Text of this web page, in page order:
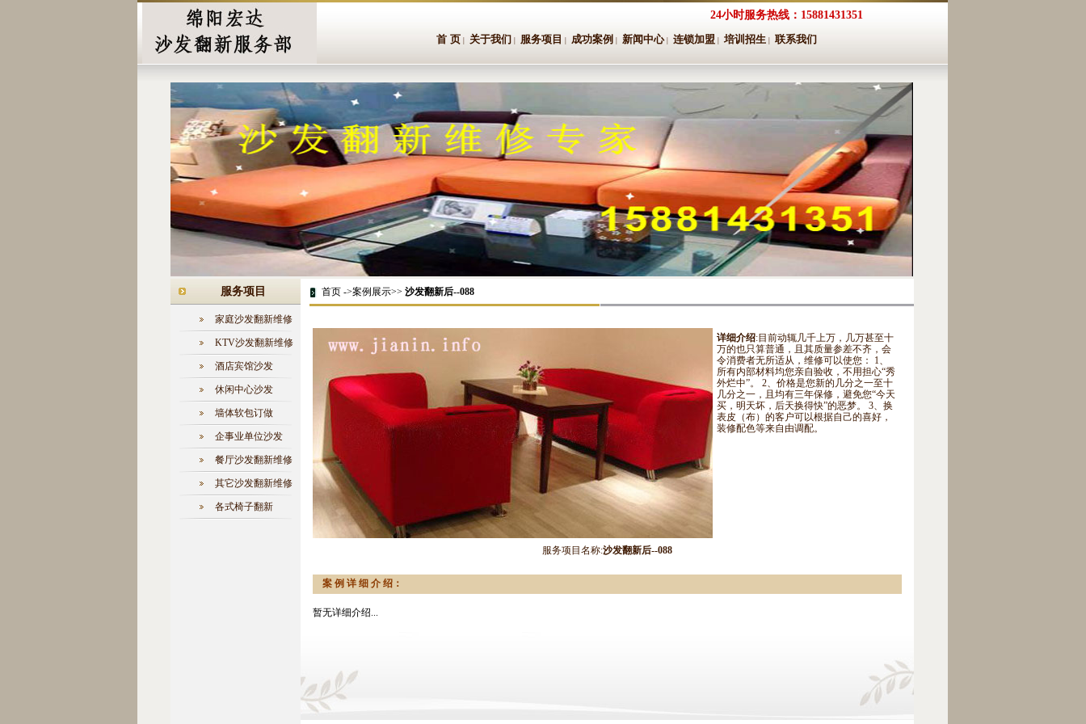
24小时服务热线：15881431351
首 页
关于我们 服务项目 成功案例 新闻中心 连锁加盟 培训招生 联系我们
服务项目
家庭沙发翻新维修
KTV沙发翻新维修
酒店宾馆沙发
休闲中心沙发
墙体软包订做
企事业单位沙发
餐厅沙发翻新维修
其它沙发翻新维修
各式椅子翻新
首页 ->案例展示>> 沙发翻新后--088
详细介绍:目前动辄几千上万，几万甚至十
万的也只算普通，且其质量参差不齐，会
令消费者无所适从，维修可以使您： 1、
所有内部材料均您亲自验收，不用担心“秀
外烂中”。 2、价格是您新的几分之一至十
几分之一，且均有三年保修，避免您“今天
买，明天坏，后天换得快”的恶梦。 3、换
表皮（布）的客户可以根据自己的喜好，
装修配色等来自由调配。
服务项目名称:沙发翻新后--088
案 例 详 细 介 绍：
暂无详细介绍...